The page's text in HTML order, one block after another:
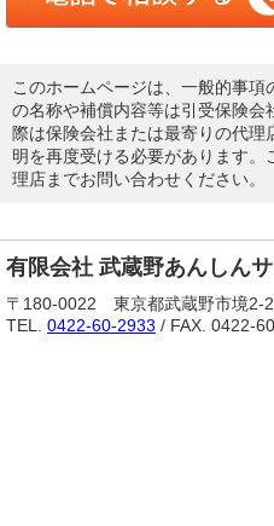
このホームページは、一般的事
の名称や補償内容等は引受保険
際は保険会社または最寄りの代
明を再度受ける必要があります
理店までお問い合わせください。
有限会社 武蔵野あんしん
〒180-0022 東京都武蔵野市境2-
TEL. 0422-60-2933 / FAX. 0422-